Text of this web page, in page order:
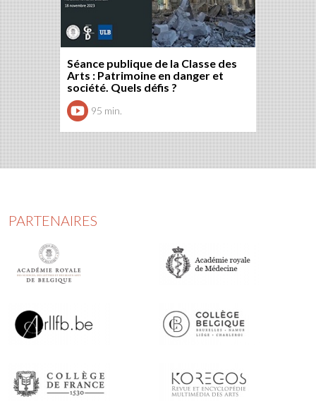
Séance publique de la Classe des
Arts : Patrimoine en danger et
société. Quels défis ?
95 min.
PARTENAIRES